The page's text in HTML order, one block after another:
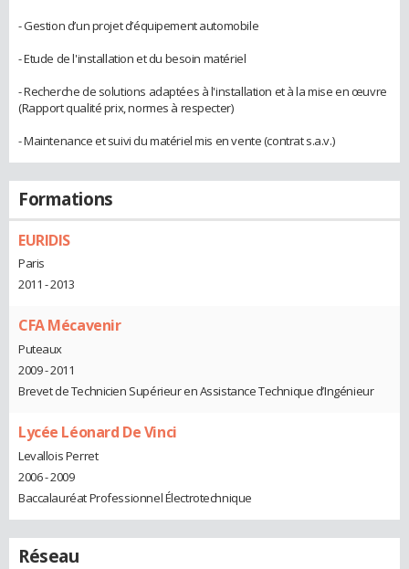
- Gestion d’un projet d’équipement automobile
- Etude de l'installation et du besoin matériel
- Recherche de solutions adaptées à l'installation et à la mise en œuvre
(Rapport qualité prix, normes à respecter)
- Maintenance et suivi du matériel mis en vente (contrat s.a.v.)
Formations
EURIDIS
Paris
2011 - 2013
CFA Mécavenir
Puteaux
2009 - 2011
Brevet de Technicien Supérieur en Assistance Technique d’Ingénieur
Lycée Léonard De Vinci
Levallois Perret
2006 - 2009
Baccalauréat Professionnel Électrotechnique
Réseau